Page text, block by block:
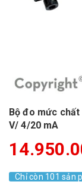
Bộ đo mức
V/ 4/20 mA
Chỉ còn 101 sản